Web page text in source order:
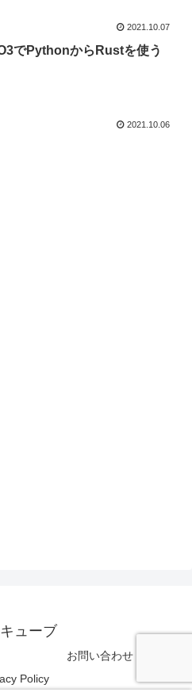
2021.10.07
でPythonからRustを使う
2021.10.06
ューブ
お問い合わせ
Policy